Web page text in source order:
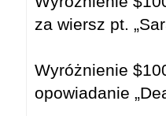
za wiersz pt.
Wyróżnienie
opowiadanie